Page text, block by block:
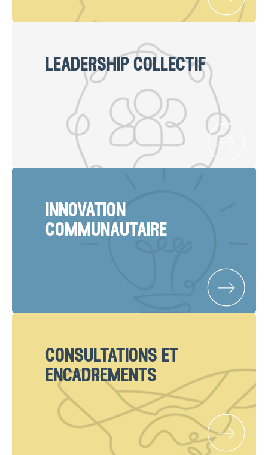
leadership collectif
innovation
communautaire
consultations et
encadrements